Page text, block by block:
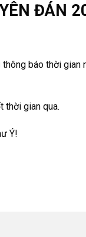
ĐÁN
báo thời gian
thời gian qua.
Ý!